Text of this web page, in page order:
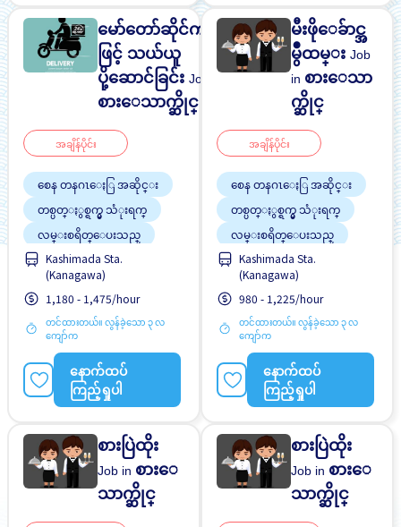
မော်တော်ဆိုင်ကယ်
ဖြင့် သယ်ယူ
ပို့ဆောင်ခြင်းJob in
စားေသာက္ဆိုင္
အချိန်ပိုင်း
စေန တနဂၤေႏြ အဆိုင္း
တစ္ပတ္ႏွစ္ရက္မွ သံုးရက္
လမ္းစရိတ္ေပးသည္
အလုပ္အေတြ႕အၾကံဳရွိရန္မ
လို
အလုပ္ခ်ိန္နည္းေသာ
Kashimada Sta.
(Kanagawa)
1,180 - 1,475/hour
တင်ထားတယ်။ လွန်ခဲ့သော ၃ လ
ကျော်က
နောက်ထပ်
ကြည့်ရှုပါ
မီးဖိုေခ်ာင္အ
မွဳထမ္းJob
in စားေသာ
က္ဆိုင္
အချိန်ပိုင်း
စေန တနဂၤေႏြ အဆိုင္း
တစ္ပတ္ႏွစ္ရက္မွ သံုးရက္
လမ္းစရိတ္ေပးသည္
အလုပ္အေတြ႕အၾကံဳရွိရန္မ
လို
အလုပ္ခ်ိန္နည္းေသာ
Kashimada Sta.
(Kanagawa)
980 - 1,225/hour
တင်ထားတယ်။ လွန်ခဲ့သော ၃ လ
ကျော်က
နောက်ထပ်
ကြည့်ရှုပါ
စားပြဲထိုး
Job in စားေ
သာက္ဆိုင္
စားပြဲထိုး
Job in စားေ
သာက္ဆိုင္